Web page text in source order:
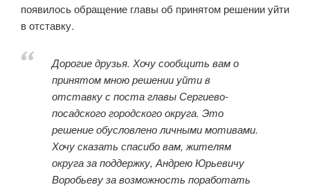
появилось обращение главы об принятом решении уйти
в отставку.
Дорогие друзья. Хочу сообщить вам о
принятом мною решении уйти в
отставку с поста главы Сергиево-
посадского городского округа. Это
решение обусловлено личными мотивами.
Хочу сказать спасибо вам, жителям
округа за поддержку, Андрею Юрьевичу
Воробьеву за возможность поработать